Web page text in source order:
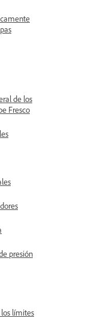
de los
Fresco
presión
límites